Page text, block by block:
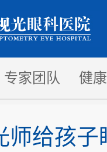
专家团队 健
师给孩子